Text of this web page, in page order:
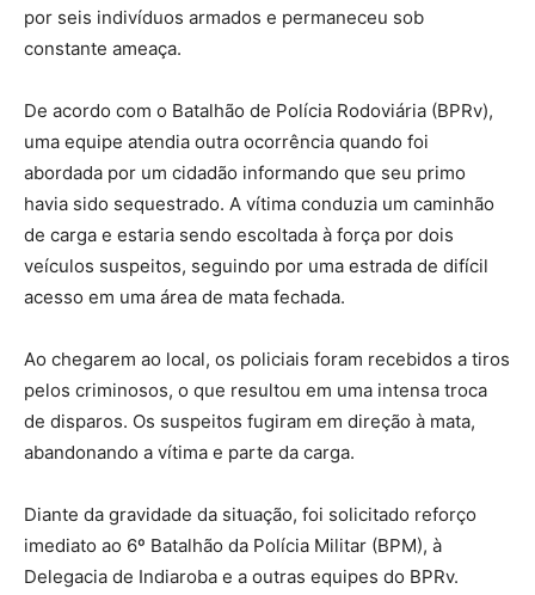
por seis indivíduos armados e permaneceu sob
constante ameaça.
De acordo com o Batalhão de Polícia Rodoviária (BPRv),
uma equipe atendia outra ocorrência quando foi
abordada por um cidadão informando que seu primo
havia sido sequestrado. A vítima conduzia um caminhão
de carga e estaria sendo escoltada à força por dois
veículos suspeitos, seguindo por uma estrada de difícil
acesso em uma área de mata fechada.
Ao chegarem ao local, os policiais foram recebidos a tiros
pelos criminosos, o que resultou em uma intensa troca
de disparos. Os suspeitos fugiram em direção à mata,
abandonando a vítima e parte da carga.
Diante da gravidade da situação, foi solicitado reforço
imediato ao 6º Batalhão da Polícia Militar (BPM), à
Delegacia de Indiaroba e a outras equipes do BPRv.